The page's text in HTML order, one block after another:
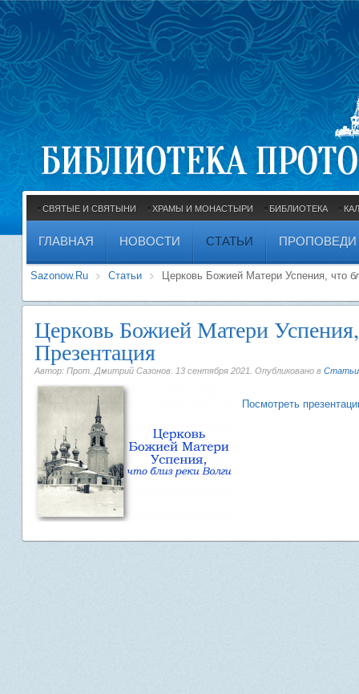
СВЯТЫЕ И СВЯТЫНИ ХРАМЫ И МОНАСТЫРИ БИБЛИОТЕКА
ГЛАВНАЯ НОВОСТИ СТАТЬИ ПРОПОВЕДИ
Sazonow.Ru Статьи Церковь Божией Матери Успения, что
Церковь Божией Матери
Презентация
Автор: Прот. Дмитрий Сазонов. 13 сентября 2021 . Опубликовано в Статьи
Посмотреть